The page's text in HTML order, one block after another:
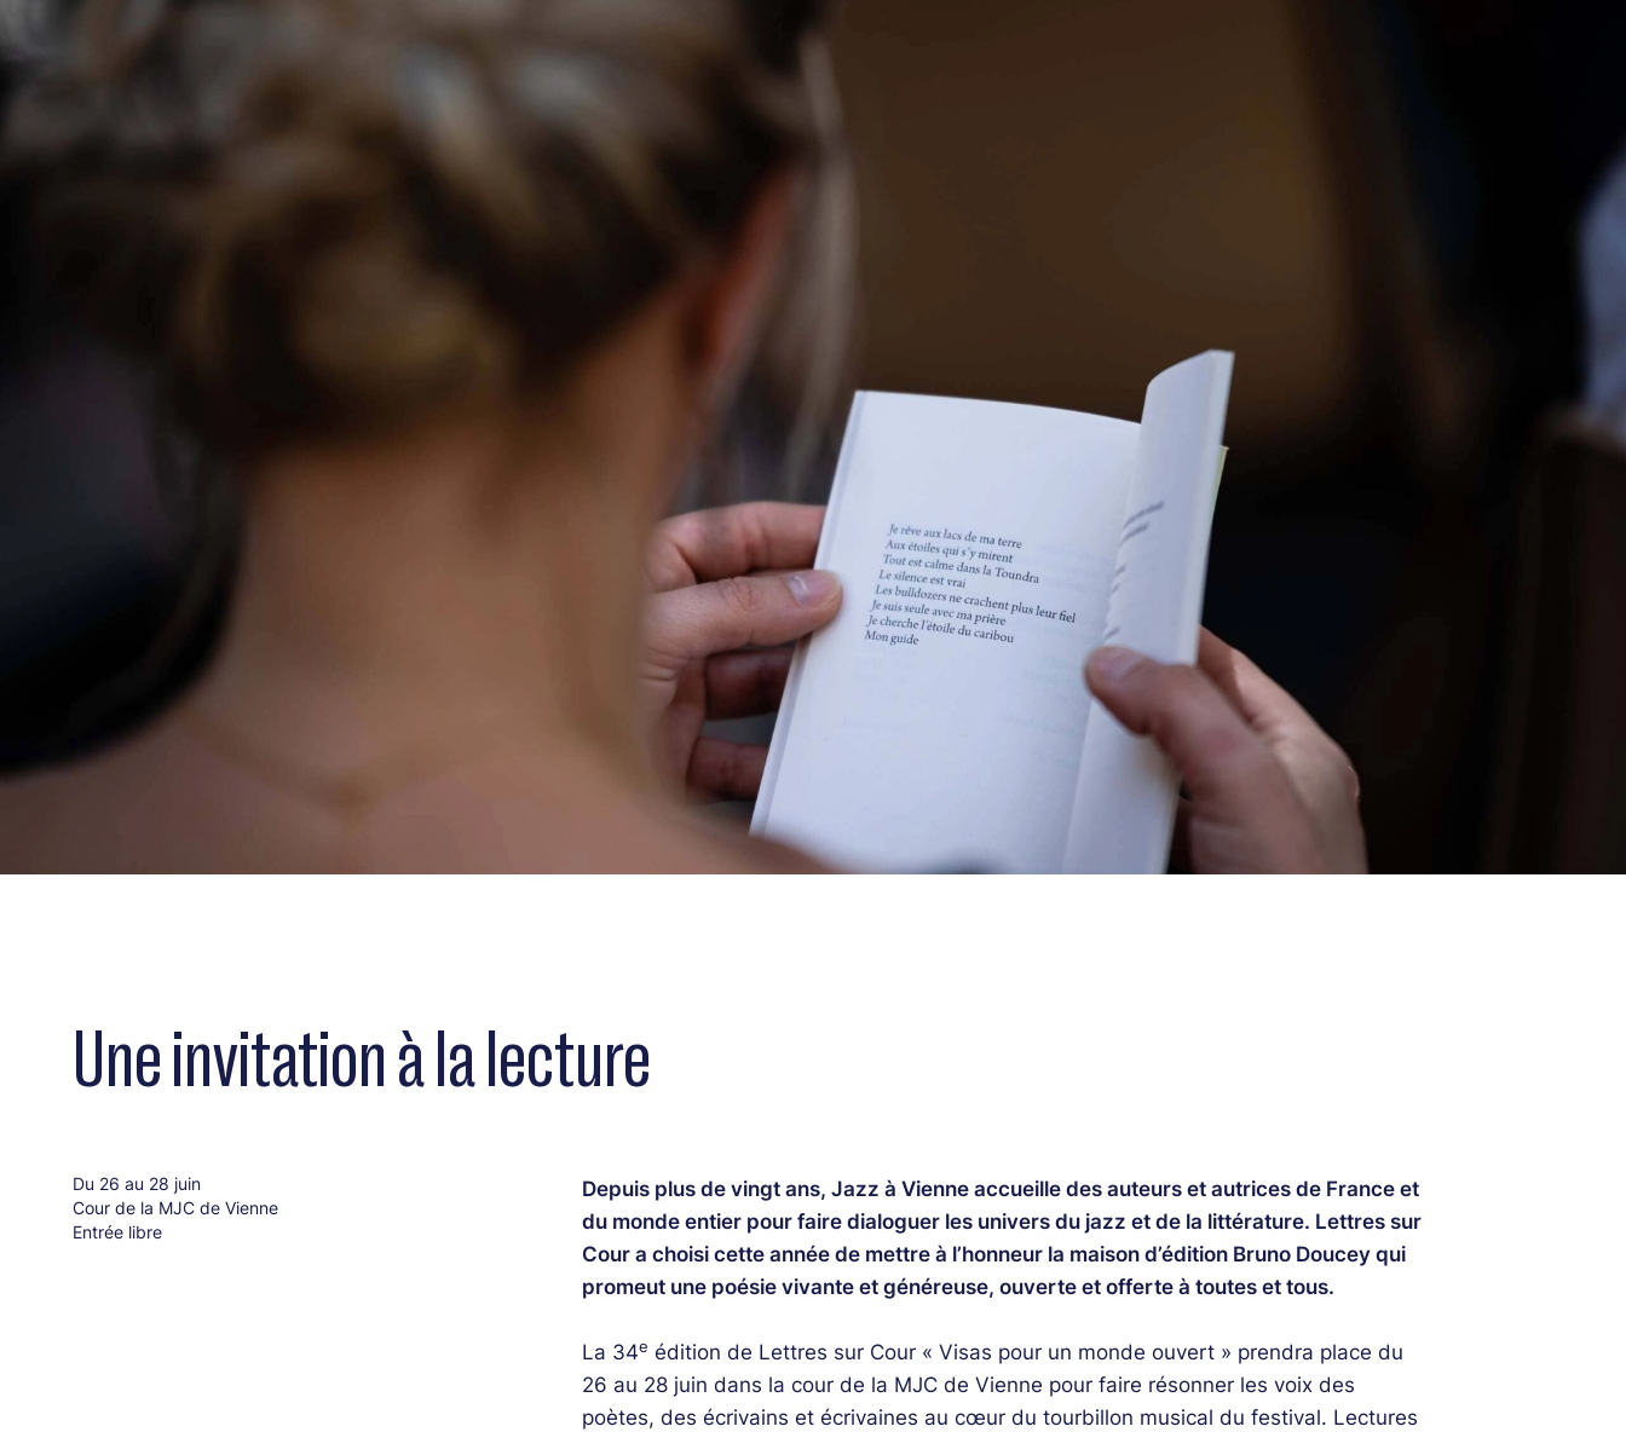
Une invitation à la lecture
Du 26 au 28 juin
Cour de la MJC de Vienne
Entrée libre
Depuis plus de vingt ans, Jazz à Vienne accueille des auteurs et autrices de France et
du monde entier pour faire dialoguer les univers du jazz et de la littérature. Lettres sur
Cour a choisi cette année de mettre à l’honneur la maison d’édition Bruno Doucey qui
promeut une poésie vivante et généreuse, ouverte et offerte à toutes et tous.
La 34e édition de Lettres sur Cour « Visas pour un monde ouvert » prendra place du
26 au 28 juin dans la cour de la MJC de Vienne pour faire résonner les voix des
poètes, des écrivains et écrivaines au cœur du tourbillon musical du festival. Lectures